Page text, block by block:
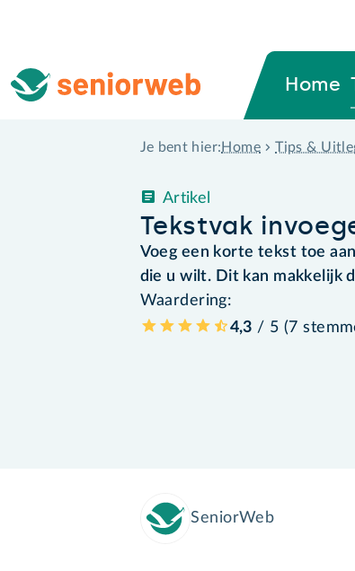
Home
Je bent hier: Home Tips &
Tekstvak
Artikel
Voeg een korte tekst toe
die u wilt. Dit kan makkelijk
Waardering:
4,3 / 5 (7
SeniorWeb